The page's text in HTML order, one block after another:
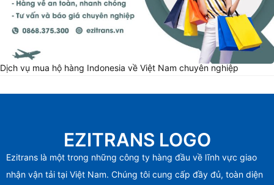
Dịch vụ mua hộ hàng Indonesia về Việt Nam chuyên nghiệp
EZITRANS LOGO
Ezitrans là một trong những công ty hàng đầu về lĩnh vực giao
nhận vận tải tại Việt Nam. Chúng tôi cung cấp đầy đủ, toàn diện